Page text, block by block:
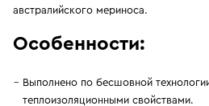
австралийского мериноса.
Особенности:
Выполнено по бесшовной
теплоизоляционными свойствами.